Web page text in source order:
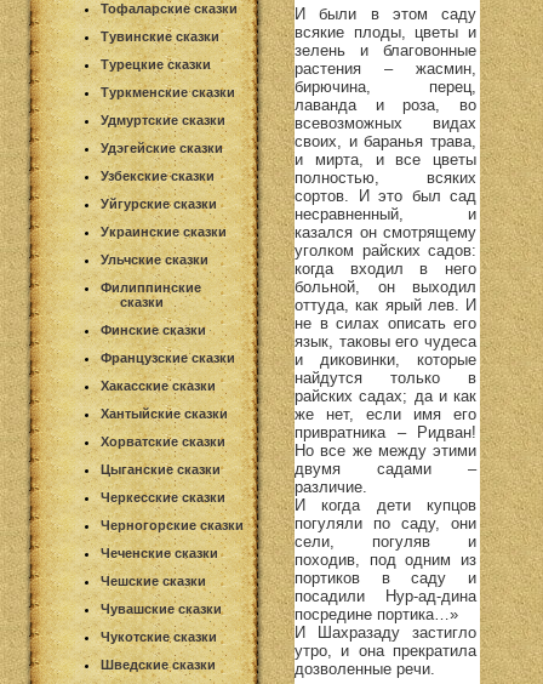
Тофаларские сказки
Тувинские сказки
Турецкие сказки
Туркменские сказки
Удмуртские сказки
Удэгейские сказки
Узбекские сказки
Уйгурские сказки
Украинские сказки
Ульчские сказки
Филиппинские
сказки
Финские сказки
Французские сказки
Хакасские сказки
Хантыйские сказки
Хорватские сказки
Цыганские сказки
Черкесские сказки
Черногорские сказки
Чеченские сказки
Чешские сказки
Чувашские сказки
Чукотские сказки
Шведские сказки
И были в этом саду
всякие плоды, цветы и
зелень и благовонные
растения – жасмин,
бирючина, перец,
лаванда и роза, во
всевозможных видах
своих, и баранья трава,
и мирта, и все цветы
полностью, всяких
сортов. И это был сад
несравненный, и
казался он смотрящему
уголком райских садов:
когда входил в него
больной, он выходил
оттуда, как ярый лев. И
не в силах описать его
язык, таковы его чудеса
и диковинки, которые
найдутся только в
райских садах; да и как
же нет, если имя его
привратника – Ридван!
Но все же между этими
двумя садами –
различие.
И когда дети купцов
погуляли по саду, они
сели, погуляв и
походив, под одним из
портиков в саду и
посадили Нур-ад-дина
посредине портика…»
И Шахразаду застигло
утро, и она прекратила
дозволенные речи.